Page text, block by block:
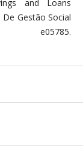
and Loans
Gestão Social